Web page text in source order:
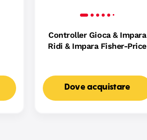
Controller Gioca & Impara
Ridi & Impara Fisher-Price
Dove acquistare